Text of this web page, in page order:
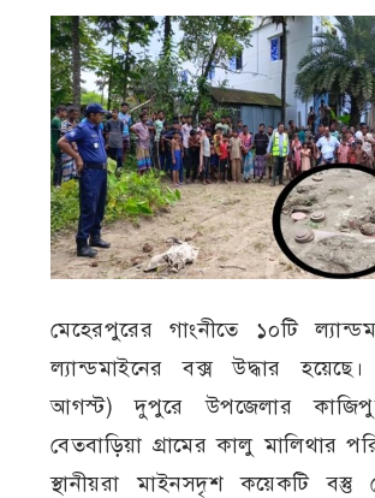
মেহেরপুরের গাংনীতে ১০টি
ল্যান্ডমাইনের বক্স উদ্ধার
আগস্ট) দুপুরে উপজেলার
বেতবাড়িয়া গ্রামের কালু মালিথার
স্থানীয়রা মাইনসদৃশ কয়েকটি বস্তু